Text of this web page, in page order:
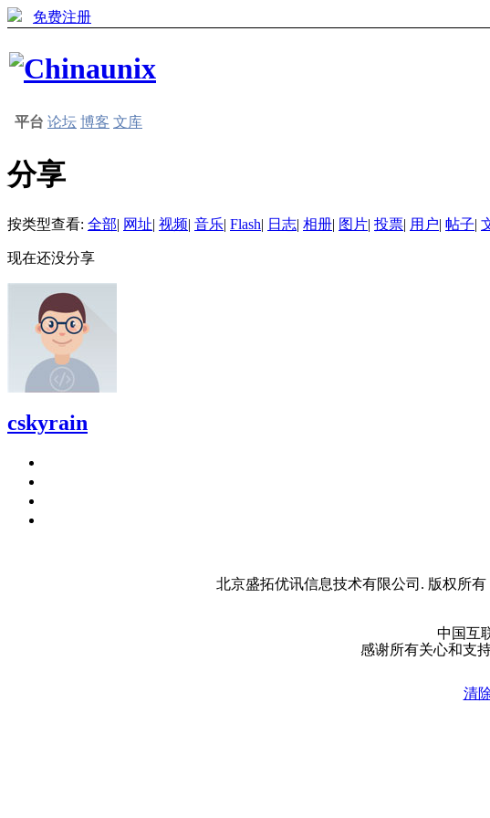
免费注册
平台 论坛 博客 文库
分享
按类型查看: 全部| 网址| 视频| 音乐| Flash| 日志| 相册| 图片| 投票| 用户| 帖子|
现在还没分享
cskyrain
北京盛拓优讯信息技术有限公司. 版权所有
中国互
感谢所有关心和支
清